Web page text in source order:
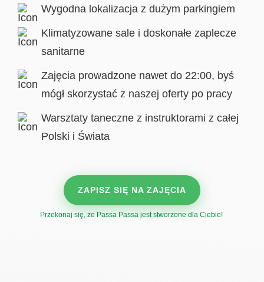
Wygodna lokalizacja z dużym parkingiem
Klimatyzowane sale i doskonałe zaplecze
sanitarne
Zajęcia prowadzone nawet do 22:00, byś
mógł skorzystać z naszej oferty po pracy
Warsztaty taneczne z instruktorami z całej
Polski i Świata
ZAPISZ SIĘ NA ZAJĘCIA
Przekonaj się, że Passa Passa jest stworzone dla Ciebie!